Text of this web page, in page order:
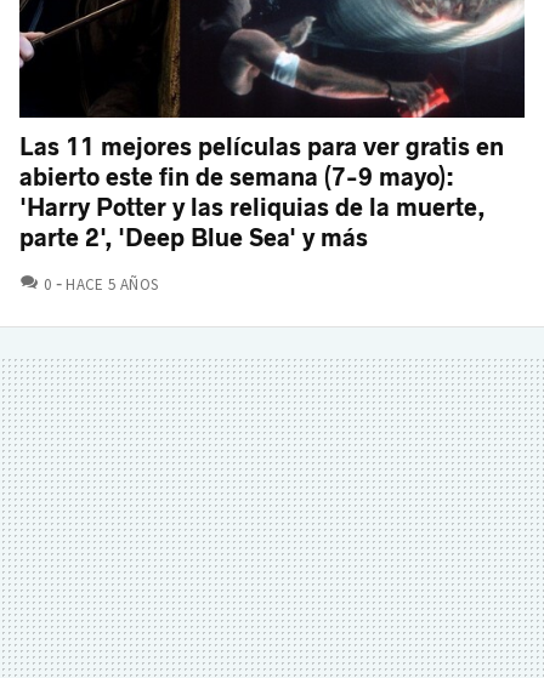
Las 11 mejores películas para ver gratis en
abierto este fin de semana (7-9 mayo):
'Harry Potter y las reliquias de la muerte,
parte 2', 'Deep Blue Sea' y más
0 COMENTARIOS
HACE 5 AÑOS